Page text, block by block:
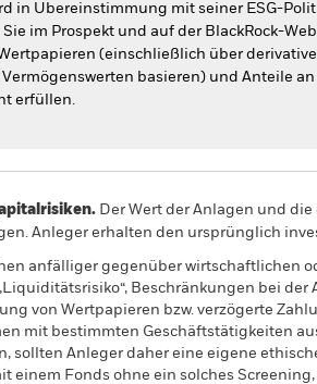
in Übereinstimmung mit seiner ESG-
im Prospekt und auf der BlackRock-
(einschließlich über
basieren) und Anteile
erfüllen.
Der Wert der Anlagen und
Anleger erhalten den ursprünglich
anfälliger gegenüber wirtschaftlichen
Beschränkungen bei
von Wertpapieren bzw. verzögerte
mit bestimmten Geschäftstätigkeiten
sollten Anleger daher eine eigene
einem Fonds ohne ein solches